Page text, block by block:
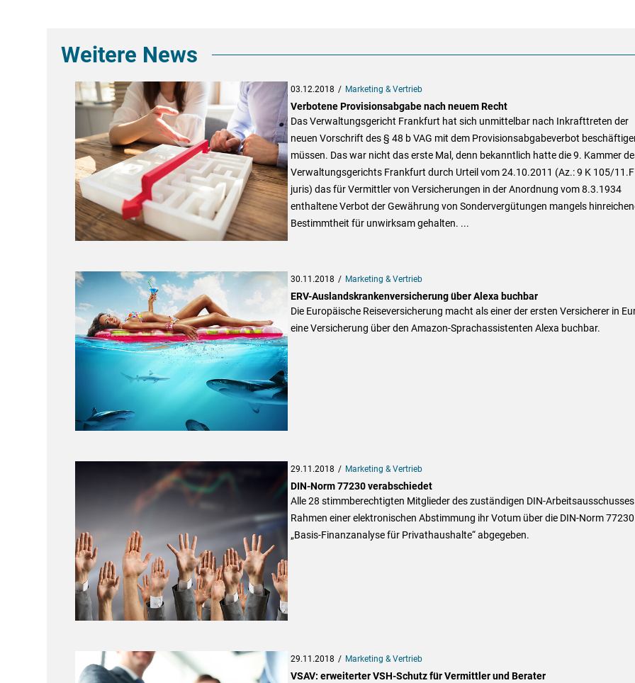
Weitere News
03.12.2018 Marketing & Vertrieb
Verbotene Provisionsabgabe nach neuem Recht
Das Verwaltungsgericht Frankfurt hat sich unmittelbar nach Inkrafttreten der
neuen Vorschrift des § 48 b VAG mit dem Provisionsabgabeverbot
müssen. Das war nicht das erste Mal, denn bekanntlich hatte die 9. Kammer
Verwaltungsgerichts Frankfurt durch Urteil vom 24.10.2011 (Az.: 9 K 105/
juris) das für Vermittler von Versicherungen in der Anordnung vom 8.3.1934
enthaltene Verbot der Gewährung von Sondervergütungen mangels
Bestimmtheit für unwirksam gehalten. ...
30.11.2018 Marketing & Vertrieb
ERV-Auslandskrankenversicherung über Alexa buchbar
Die Europäische Reiseversicherung macht als einer der ersten Versicherer in
eine Versicherung über den Amazon-Sprachassistenten Alexa buchbar.
29.11.2018 Marketing & Vertrieb
DIN-Norm 77230 verabschiedet
Alle 28 stimmberechtigten Mitglieder des zuständigen DIN-
Rahmen einer elektronischen Abstimmung ihr Votum über die DIN-Norm 77230
„Basis-Finanzanalyse für Privathaushalte“ abgegeben.
29.11.2018 Marketing & Vertrieb
VSAV: erweiterter VSH-Schutz für Vermittler und Berater